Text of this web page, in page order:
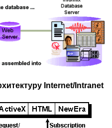
Internet/Intranet